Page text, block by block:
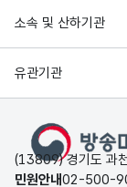
소속 및 산하기관
유관기관
(13809) 경기도 과
민원안내02-500-